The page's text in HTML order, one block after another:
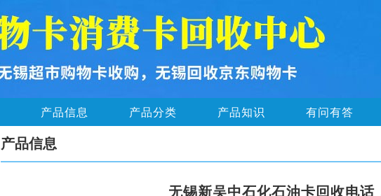
产品信息 产品分类 产品知识 有问有答
产品信息
无锡新吴中石化石油卡回收电